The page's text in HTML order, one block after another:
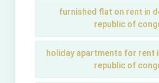
furnished flat on rent in
republic of
holiday apartments for rent
republic of